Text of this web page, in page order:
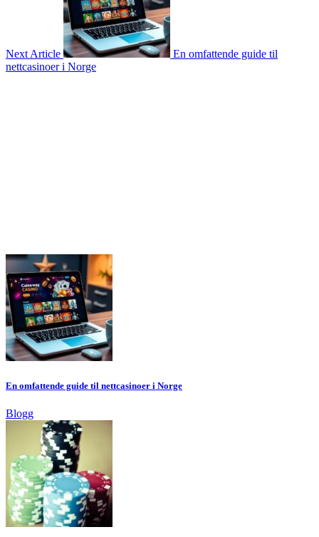
Next Article
En omfattende guide til
nettcasinoer i Norge
En omfattende guide til nettcasinoer i Norge
Blogg